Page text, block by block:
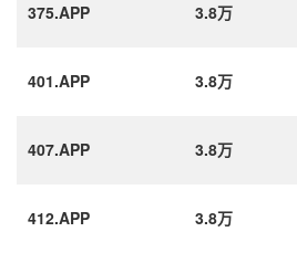
375.APP 3.8万
401.APP 3.8万
407.APP 3.8万
412.APP 3.8万